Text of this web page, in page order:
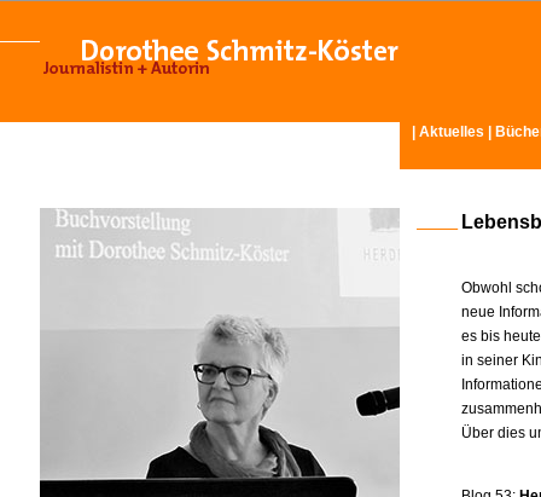
Aktuelles
Obwohl
neue
es bis
in seiner
Über dies